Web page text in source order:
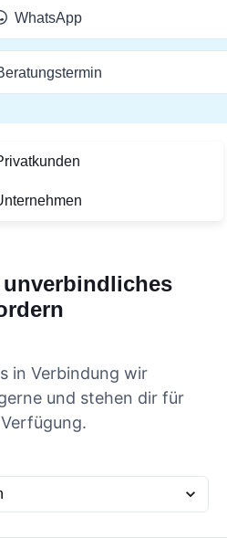
WhatsApp
in Verbindung wir
und stehen dir für